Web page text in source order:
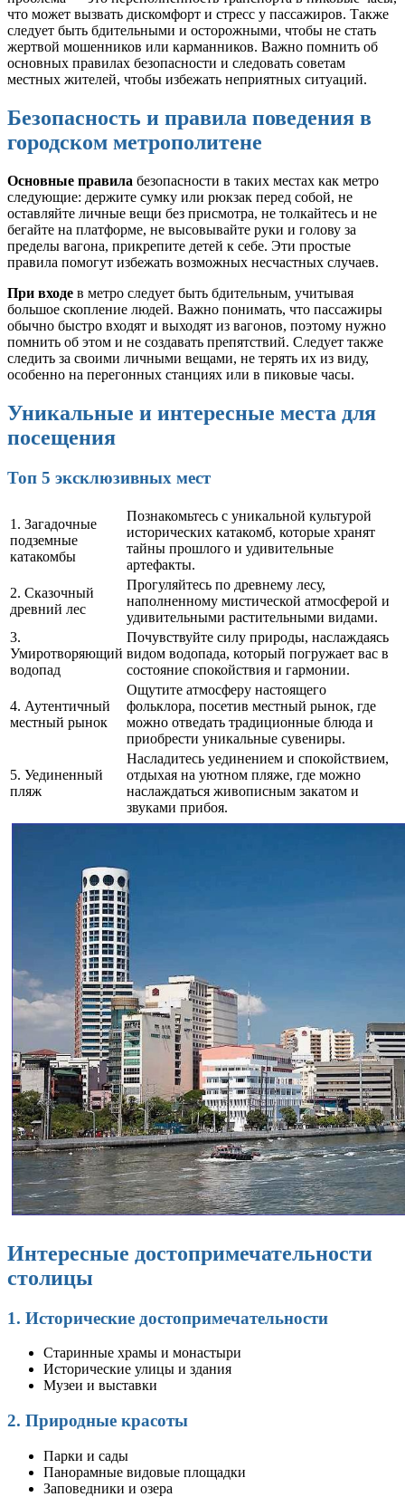
что может вызвать дискомфорт и стресс у пассажиров. Также
следует быть бдительными и осторожными, чтобы не стать
жертвой мошенников или карманников. Важно помнить об
основных правилах безопасности и следовать советам
местных жителей, чтобы избежать неприятных ситуаций.
Безопасность и правила поведения в
городском метрополитене
Основные правила безопасности в таких местах как метро
следующие: держите сумку или рюкзак перед собой, не
оставляйте личные вещи без присмотра, не толкайтесь и не
бегайте на платформе, не высовывайте руки и голову за
пределы вагона, прикрепите детей к себе. Эти простые
правила помогут избежать возможных несчастных случаев.
При входе в метро следует быть бдительным, учитывая
большое скопление людей. Важно понимать, что пассажиры
обычно быстро входят и выходят из вагонов, поэтому нужно
помнить об этом и не создавать препятствий. Следует также
следить за своими личными вещами, не терять их из виду,
особенно на перегонных станциях или в пиковые часы.
Уникальные и интересные места для
посещения
Топ 5 эксклюзивных мест
1. Загадочные
подземные
катакомбы
Познакомьтесь с уникальной культурой
исторических катакомб, которые хранят
тайны прошлого и удивительные
артефакты.
2. Сказочный
древний лес
Прогуляйтесь по древнему лесу,
наполненному мистической атмосферой и
удивительными растительными видами.
3.
Умиротворяющий
водопад
Почувствуйте силу природы, наслаждаясь
видом водопада, который погружает вас в
состояние спокойствия и гармонии.
4. Аутентичный
местный рынок
Ощутите атмосферу настоящего
фольклора, посетив местный рынок, где
можно отведать традиционные блюда и
приобрести уникальные сувениры.
5. Уединенный
пляж
Насладитесь уединением и спокойствием,
отдыхая на уютном пляже, где можно
наслаждаться живописным закатом и
звуками прибоя.
Интересные достопримечательности
столицы
1. Исторические достопримечательности
Старинные храмы и монастыри
Исторические улицы и здания
Музеи и выставки
2. Природные красоты
Парки и сады
Панорамные видовые площадки
Заповедники и озера